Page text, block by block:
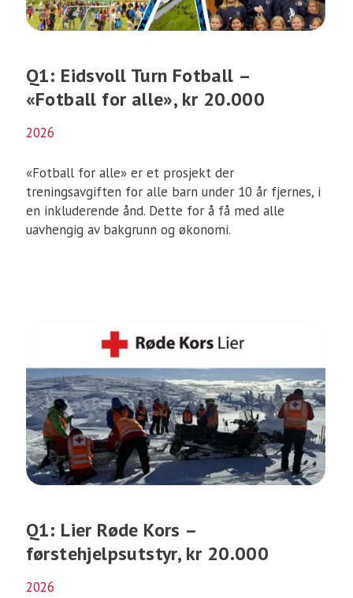
Q1: Eidsvoll Turn Fotball –
«Fotball for alle», kr 20.000
2026
«Fotball for alle» er et prosjekt der
treningsavgiften for alle barn under 10 år fjernes, i
en inkluderende ånd. Dette for å få med alle
uavhengig av bakgrunn og økonomi.
Q1: Lier Røde Kors –
førstehjelpsutstyr, kr 20.000
2026